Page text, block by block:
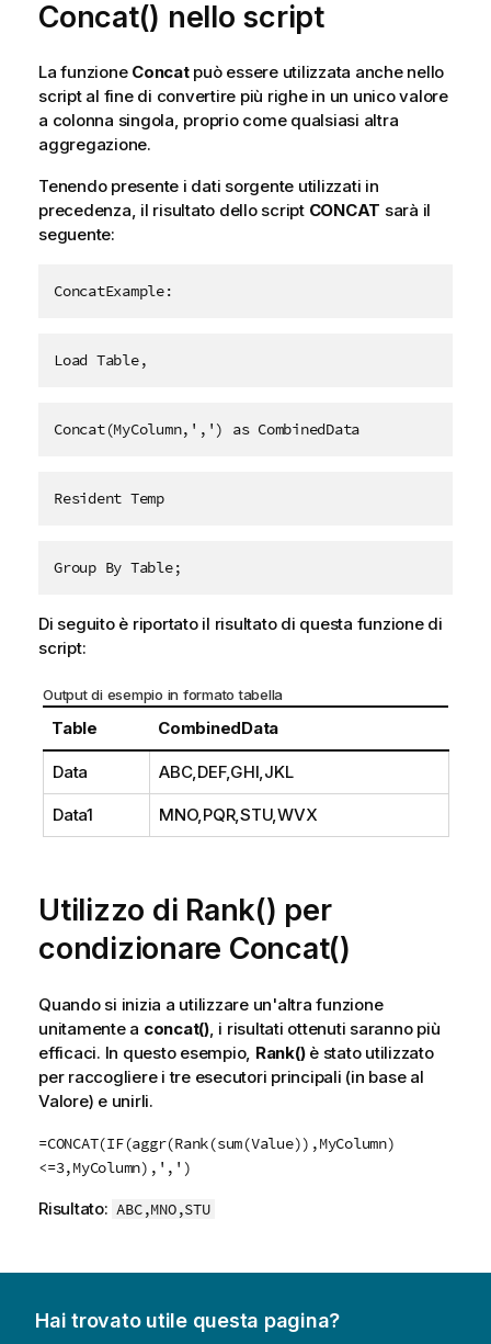
Concat() nello script
La funzione Concatpuò essere utilizzata anche nello
script al fine di convertire più righe in un unico valore
a colonna singola, proprio come qualsiasi altra
aggregazione.
Tenendo presente i dati sorgente utilizzati in
precedenza, il risultato dello script CONCAT sarà il
seguente:
ConcatExample:
Load Table,
Concat(MyColumn,',') as CombinedData
Resident Temp
Group By Table;
Di seguito è riportato il risultato di questa funzione di
script:
Output di esempio in formato tabella
Table CombinedData
Data ABC,DEF,GHI,JKL
Data1 MNO,PQR,STU,WVX
Utilizzo di Rank() per
condizionare Concat()
Quando si inizia a utilizzare un'altra funzione
unitamente a concat(), i risultati ottenuti saranno più
efficaci. In questo esempio, Rank()è stato utilizzato
per raccogliere i tre esecutori principali (in base al
Valore) e unirli.
=CONCAT(IF(aggr(Rank(sum(Value)),MyColumn)
<=3,MyColumn),',')
Risultato: ABC,MNO,STU
Hai trovato utile questa pagina?